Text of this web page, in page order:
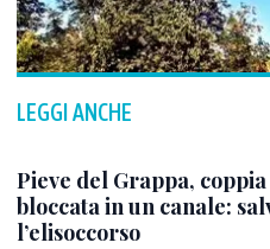
LEGGI ANCHE
Pieve del Grappa,
bloccata in un canale:
l’elisoccorso